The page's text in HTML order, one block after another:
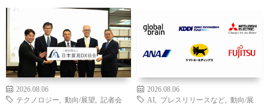
2026.08.06
テクノロジー
動向/展望
記者会
2026.08.06
AI
プレスリリースなど
動向/展